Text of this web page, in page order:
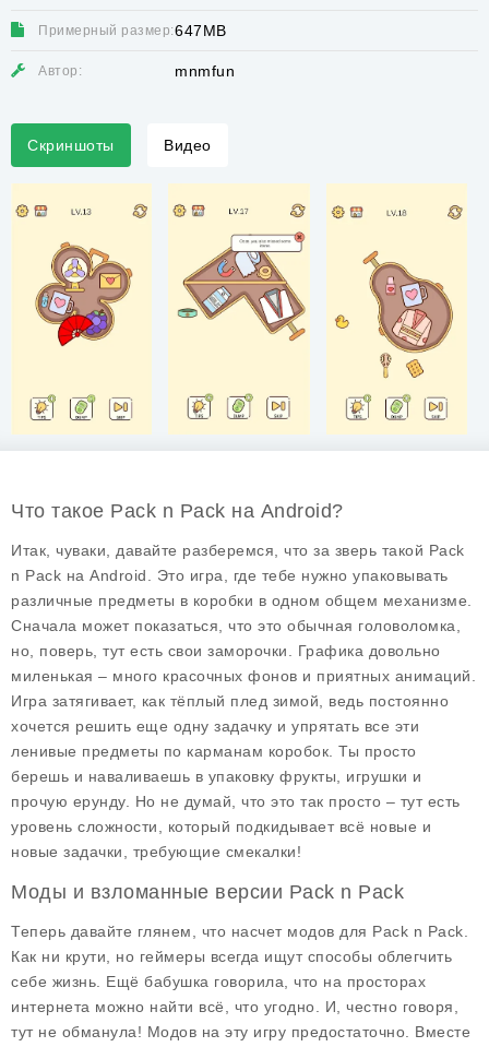
Примерный размер:647MB
Автор: mnmfun
Скриншоты Видео
Что такое Pack n Pack на Android?
Итак, чуваки, давайте разберемся, что за зверь такой Pack
n Pack на Android. Это игра, где тебе нужно упаковывать
различные предметы в коробки в одном общем механизме.
Сначала может показаться, что это обычная головоломка,
но, поверь, тут есть свои заморочки. Графика довольно
миленькая – много красочных фонов и приятных анимаций.
Игра затягивает, как тёплый плед зимой, ведь постоянно
хочется решить еще одну задачку и упрятать все эти
ленивые предметы по карманам коробок. Ты просто
берешь и наваливаешь в упаковку фрукты, игрушки и
прочую ерунду. Но не думай, что это так просто – тут есть
уровень сложности, который подкидывает всё новые и
новые задачки, требующие смекалки!
Моды и взломанные версии Pack n Pack
Теперь давайте глянем, что насчет модов для Pack n Pack
Как ни крути, но геймеры всегда ищут способы облегчить
себе жизнь. Ещё бабушка говорила, что на просторах
интернета можно найти всё, что угодно. И, честно говоря,
тут не обманула! Модов на эту игру предостаточно. Вместе